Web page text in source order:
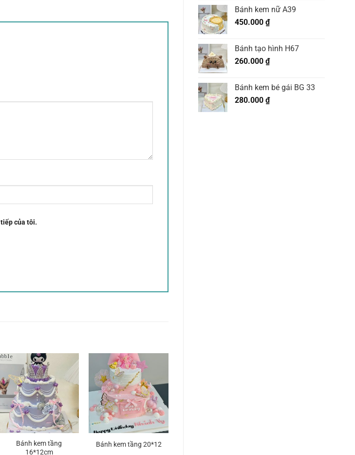
Bánh kem nữ A39
450.000 ₫
Bánh tạo hình H67
260.000 ₫
Bánh kem bé gái BG 33
280.000 ₫
của tôi.
Bánh kem tầng
16*12cm
Bánh kem tầng 20*12